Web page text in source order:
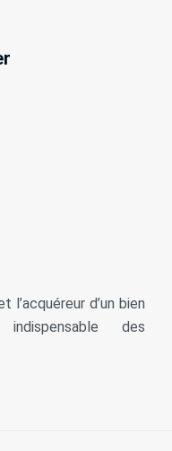
l’acquéreur d’un bien
des